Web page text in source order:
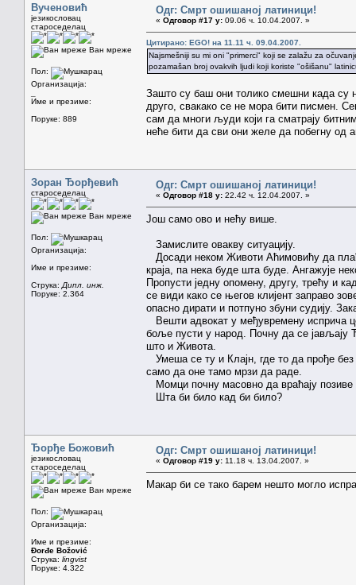
Вученовић
језикословац
староседелац
Ван мреже
Пол:
Организација:
Име и презиме:
Поруке: 889
Одг: Смрт ошишаној латиници!
« Одговор #17 у: 09.06 ч. 10.04.2007. »
Цитирано: EGO! на 11.11 ч. 09.04.2007.
Najsmešniji su mi oni "primerci" koji se zalažu za
pozamašan broj ovakvih ljudi koji koriste "ošišanu"
Зашто су баш они толико смешни када су
друго, свакако се не мора бити писмен.
сам да многи људи који га сматрају
неће бити да сви они желе да побегну од
Зоран Ђорђевић
староседелац
Ван мреже
Пол:
Организација:
Име и презиме:
Струка: Дипл. инж.
Поруке: 2.364
Одг: Смрт ошишаној латиници!
« Одговор #18 у: 22.42 ч. 12.04.2007. »
Још само ово и нећу више.
Замислите овакву ситуацију.
Досади неком Животи Аћимовићу да
краја, па нека буде шта буде. Ангажује
Пропусти једну опомену, другу, трећу и
се види како се његов клијент заправо
опасно дирати и потпуно збуни судију.
Вешти адвокат у међувремену исприча
боље пусти у народ. Почну да се јављају
што и Живота.
Умеша се ту и Клајн, где то да прође
само да оне тамо мрзи да раде.
Момци почну масовно да враћају позиве
Шта би било кад би било?
Ђорђе Божовић
језикословац
староседелац
Ван мреже
Пол:
Организација:
Име и презиме:
Đorđe Božović
Струка: lingvist
Поруке: 4.322
Одг: Смрт ошишаној латиници!
« Одговор #19 у: 11.18 ч. 13.04.2007. »
Макар би се тако барем нешто могло